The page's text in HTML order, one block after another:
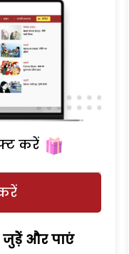
करें
जुड़ेें और पाएं